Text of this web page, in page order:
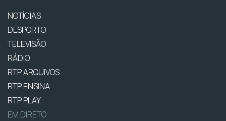
NOTÍCIAS
DESPORTO
TELEVISÃO
RÁDIO
RTP ARQUIVOS
RTP ENSINA
RTP PLAY
EM DIRETO